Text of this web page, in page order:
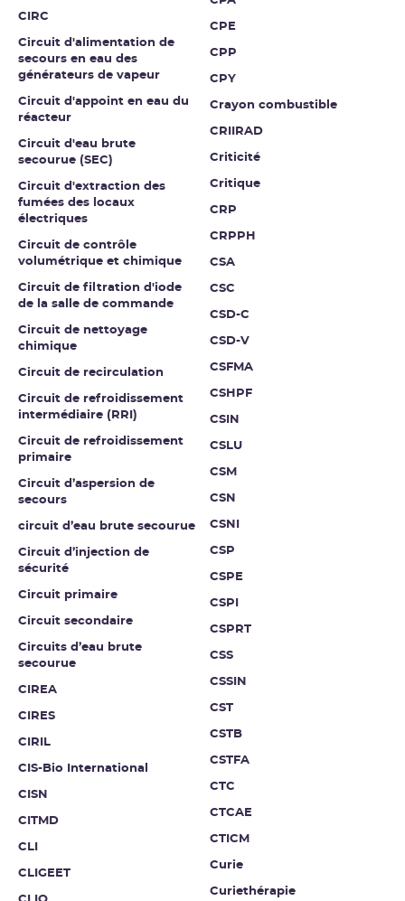
CIRC
Circuit d'alimentation de
secours en eau des
générateurs de vapeur
Circuit d'appoint en eau du
réacteur
Circuit d'eau brute
secourue (SEC)
Circuit d'extraction des
fumées des locaux
électriques
Circuit de contrôle
volumétrique et chimique
Circuit de filtration d'iode
de la salle de commande
Circuit de nettoyage
chimique
Circuit de recirculation
Circuit de refroidissement
intermédiaire (RRI)
Circuit de refroidissement
primaire
Circuit d’aspersion de
secours
circuit d’eau brute secourue
Circuit d’injection de
sécurité
Circuit primaire
Circuit secondaire
Circuits d’eau brute
secourue
CIREA
CIRES
CIRIL
CIS-Bio International
CISN
CITMD
CLI
CLIGEET
CPE
CPP
CPY
Crayon combustible
CRIIRAD
Criticité
Critique
CRP
CRPPH
CSA
CSC
CSD-C
CSD-V
CSFMA
CSHPF
CSIN
CSLU
CSM
CSN
CSNI
CSP
CSPE
CSPI
CSPRT
CSS
CSSIN
CST
CSTB
CSTFA
CTC
CTCAE
CTICM
Curie
Curiethérapie